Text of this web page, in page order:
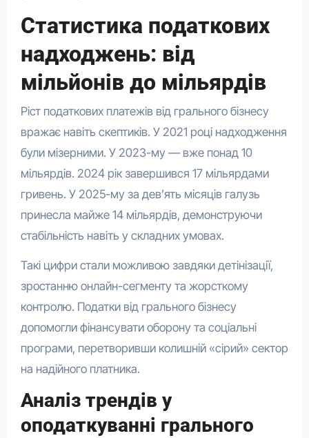
Статистика податкових
надходжень: від
мільйонів до мільярдів
Ріст податкових платежів від грального бізнесу
вражає навіть скептиків. У 2021 році надходження
були мізерними. У 2023-му — вже понад 10
мільярдів. 2024 рік завершився 17 мільярдами
гривень. У 2025-му за дев’ять місяців галузь
принесла майже 14 мільярдів, демонструючи
стабільність навіть у складних умовах.
Такі цифри стали можливою завдяки детінізації,
зростанню онлайн-сегменту та жорсткому
контролю. Податки від грального бізнесу
допомогли фінансувати оборону та соціальні
програми, перетворивши колишній «сірий» сектор
на надійного платника.
Аналіз трендів у
оподаткуванні грального